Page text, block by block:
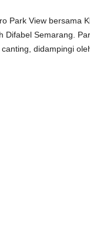
Park View bersama
Difabel Semarang.
didampingi